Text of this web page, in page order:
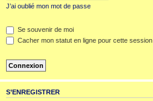
J’ai oublié mon mot de passe
Se souvenir de moi
Cacher mon statut en ligne pour cette session
S’ENREGISTRER